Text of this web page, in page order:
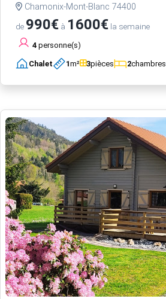
Chamonix-Mont-Blanc 74400
de 990€ à 1600€ la semaine
4 personne(s)
Chalet 1m² 3pièces 2chambres